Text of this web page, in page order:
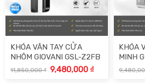
KHÓA VÂN TAY CỬA
NHÔM GIOVANI GSL-Z2FB
11,850,000₫ Giá
gốc
9,480,000 ₫Giá
KHÓA
MINH